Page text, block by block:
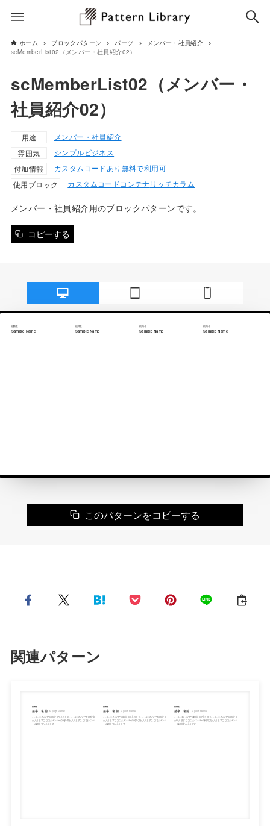
ホーム ブロックパターン パーツ
メンバー・社員紹介
scMemberList02（メンバー・社員紹介02）
scMemberList02（メンバー・
社員紹介02）
用途
メンバー・社員紹介
雰囲気
シンプルビジネス
付加情報
カスタムコードあり 無料で利用可
使用ブロック
カスタムコードコンテナ リッチカラム
メンバー・社員紹介用のブロックパターンです。
コピーする
このパターンをコピーする
関連パターン